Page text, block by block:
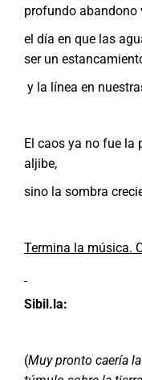
profundo abandono
el día en que las
ser un
y la línea en
El caos ya no fue la
aljibe,
sino la sombra
Termina la música.
Sibil.la:
(Muy pronto caería